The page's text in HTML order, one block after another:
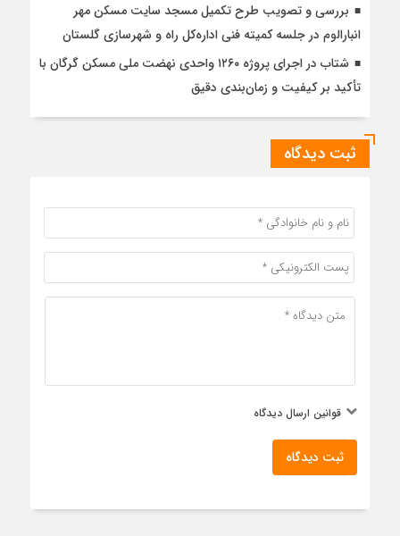
بررسی و تصویب طرح تکمیل مسجد سایت مسکن مهر
انبارالوم در جلسه کمیته فنی اداره‌کل راه و شهرسازی گلستان
شتاب در اجرای پروژه ۱۲۶۰ واحدی نهضت ملی مسکن گرگان با
تأکید بر کیفیت و زمان‌بندی دقیق
ثبت دیدگاه
قوانین ارسال دیدگاه
ثبت دیدگاه